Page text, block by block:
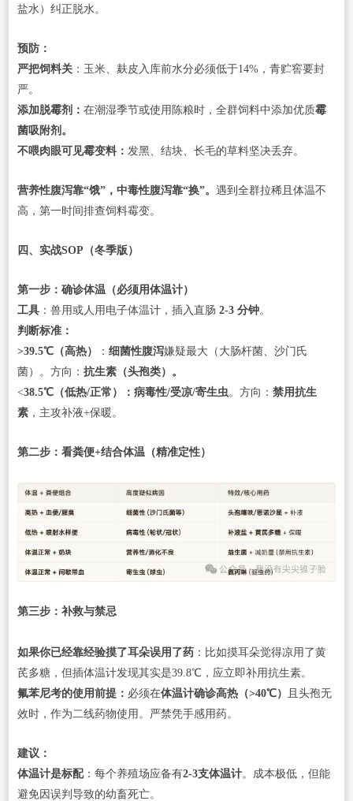
盐水）纠正脱水。
预防：
严把饲料关：玉米、麸皮入库前水分必须低于14%，青贮窖要封
严。
添加脱霉剂： 在潮湿季节或使用陈粮时，全群饲料中添加优质霉
菌吸附剂。
不喂肉眼可见霉变料： 发黑、结块、长毛的草料坚决丢弃。
营养性腹泻靠“饿”，中毒性腹泻靠“换”。 遇到全群拉稀且体温不
高，第一时间排查饲料霉变。
四、实战SOP（冬季版）
第一步：确诊体温（必须用体温计）
工具：兽用或人用电子体温计，插入直肠 2-3 分钟。
判断标准：
>39.5℃（高热）
： 细菌性腹泻嫌疑最大（大肠杆菌、沙门氏
菌）。方向： 抗生素（头孢类）。
<38.5℃（低热/正常）：病毒性/受凉/寄生虫。方向： 禁用抗生
素，主攻补液+保暖。
第二步：看粪便+结合体温（精准定性）
第三步：补救与禁忌
如果你已经靠经验摸了耳朵误用了药：比如摸耳朵觉得凉用了黄
芪多糖，但插体温计发现其实是39.8℃，应立即补用抗生素。
氟苯尼考的使用前提： 必须在体温计确诊高热（>40℃）
且头孢无
效时，作为二线药物使用。严禁凭手感用药。
建议：
体温计是标配：每个养殖场应备有2-3支体温计。成本极低，但能
避免因误判导致的幼畜死亡。